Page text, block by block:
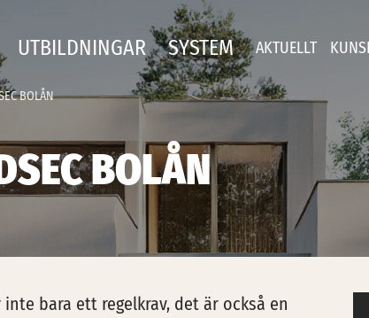
UTBILDNINGAR SYSTEM AKTUELLT
BOLÅN
BOLÅN
bara ett regelkrav, det är också en